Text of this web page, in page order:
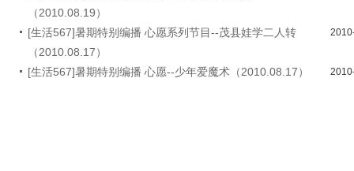
（2010.08.19）
[生活567]暑期特别编播 心愿系列节目--茂县娃学二人转
（2010.08.17）
[生活567]暑期特别编播 心愿--少年爱魔术（2010.08.17）